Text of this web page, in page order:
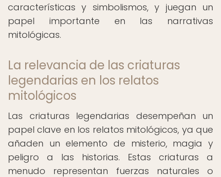
características y simbolismos, y juegan un
papel importante en las narrativas
mitológicas.
La relevancia de las criaturas
legendarias en los relatos
mitológicos
Las criaturas legendarias desempeñan un
papel clave en los relatos mitológicos, ya que
añaden un elemento de misterio, magia y
peligro a las historias. Estas criaturas a
menudo representan fuerzas naturales o